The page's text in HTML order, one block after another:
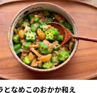
粉末
となめこのおかか和え